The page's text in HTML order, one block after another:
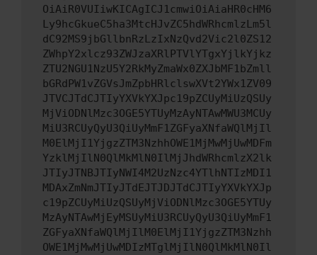
OiAiR0VUIiwKICAgICJ1cmwiOiAiaHR0cHM6
Ly9hcGkueC5ha3MtcHJvZC5hdWRhcmlzLm5l
dC92MS9jbGllbnRzLzIxNzQvd2Vic2l0ZS12
ZWhpY2xlcz93ZWJzaXRlPTVlYTgxYjlkYjkz
ZTU2NGU1NzU5Y2RkMyZmaWx0ZXJbMF1bZmll
bGRdPW1vZGVsJmZpbHRlclswXVt2YWx1ZV09
JTVCJTdCJTIyYXVkYXJpc19pZCUyMiUzQSUy
MjViODNlMzc3OGE5YTUyMzAyNTAwMWU3MCUy
MiU3RCUyQyU3QiUyMmF1ZGFyaXNfaWQlMjIl
M0ElMjI1YjgzZTM3NzhhOWE1MjMwMjUwMDFm
YzklMjIlN0QlMkMlN0IlMjJhdWRhcmlzX2lk
JTIyJTNBJTIyNWI4M2UzNzc4YTlhNTIzMDI1
MDAxZmNmJTIyJTdEJTJDJTdCJTIyYXVkYXJp
c19pZCUyMiUzQSUyMjViODNlMzc3OGE5YTUy
MzAyNTAwMjEyMSUyMiU3RCUyQyU3QiUyMmF1
ZGFyaXNfaWQlMjIlM0ElMjI1YjgzZTM3Nzhh
OWE1MjMwMjUwMDIzMTglMjIlN0QlMkMlN0Il